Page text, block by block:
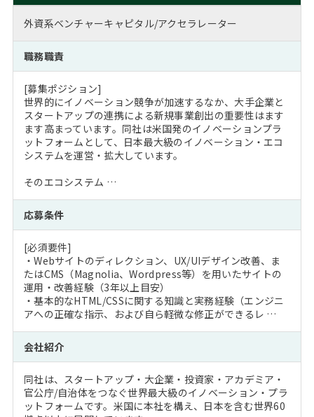
外資系ベンチャーキャピタル/アクセラレーター
職務職責
[募集ポジション]
世界的にイノベーション競争が加速するなか、大手企業と
スタートアップの連携による新規事業創出の重要性はます
ます高まっています。同社は米国発のイノベーションプラ
ットフォームとして、日本最大級のイノベーション・エコ
システムを運営・拡大しています。
そのエコシステム …
応募条件
[必須要件]
・Webサイトのディレクション、UX/UIデザイン改善、ま
たはCMS（Magnolia、Wordpress等）を用いたサイトの
運用・改善経験（3年以上目安）
・基本的なHTML/CSSに関する知識と実務経験（エンジニ
アへの正確な指示、および自ら軽微な修正ができるレ …
会社紹介
同社は、スタートアップ・大企業・投資家・アカデミア・
官公庁/自治体をつなぐ世界最大級のイノベーション・プラ
ットフォームです。米国に本社を構え、日本を含む世界60